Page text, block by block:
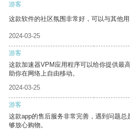
游客
这款软件的社区氛围非常好，可以与其他用
2024-03-25
游客
这款加速器VPM应用程序可以给你提供最
助你在网络上自由移动。
2024-03-25
游客
这款app的售后服务非常完善，遇到问题
够放心购物。